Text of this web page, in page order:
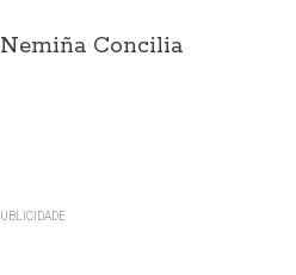
Nemiña Concilia